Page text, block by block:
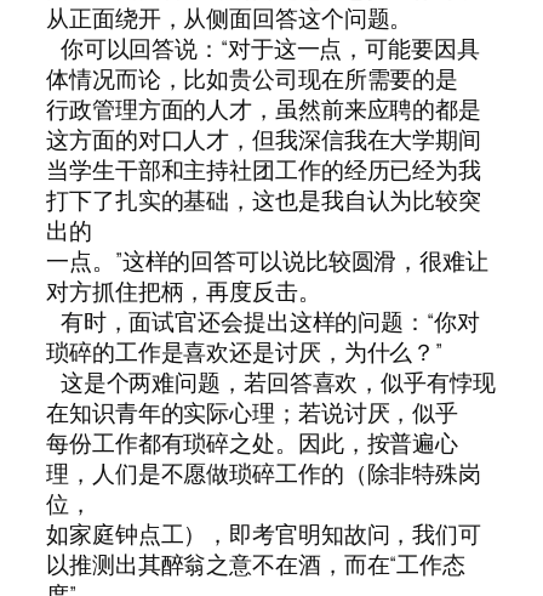
从正面绕开，从侧面回答这个问题。
你可以回答说：“对于这一点，可能要因具
体情况而论，比如贵公司现在所需要的是
行政管理方面的人才，虽然前来应聘的都是
这方面的对口人才，但我深信我在大学期间
当学生干部和主持社团工作的经历已经为我
打下了扎实的基础，这也是我自认为比较突
出的
一点。”这样的回答可以说比较圆滑，很难让
对方抓住把柄，再度反击。
有时，面试官还会提出这样的问题：“你对
琐碎的工作是喜欢还是讨厌，为什么？”
这是个两难问题，若回答喜欢，似乎有悖现
在知识青年的实际心理；若说讨厌，似乎
每份工作都有琐碎之处。因此，按普遍心
理，人们是不愿做琐碎工作的（除非特殊岗
位，
如家庭钟点工），即考官明知故问，我们可
以推测出其醉翁之意不在酒，而在“工作态